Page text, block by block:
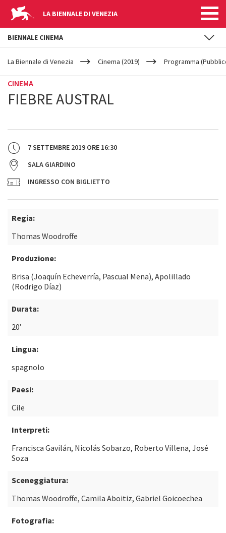
LA BIENNALE DI VENEZIA
YOUR
ARE
La Biennale di Venezia Cinema (2019) Programma
CINEMA
FIEBRE AUSTRAL
7 SETTEMBRE 2019 ORE 16:30
SALA GIARDINO
INGRESSO CON BIGLIETTO
Regia:
Thomas Woodroffe
Produzione:
Brisa (Joaquín Echeverría, Pascual Mena), Apolillado
(Rodrigo Díaz)
Durata:
20’
Lingua:
spagnolo
Paesi:
Cile
Interpreti:
Francisca Gavilán, Nicolás Sobarzo, Roberto Villena, José
Soza
Sceneggiatura:
Thomas Woodroffe, Camila Aboitiz, Gabriel Goicoechea
Fotografia:
BIENNALE CINEMA